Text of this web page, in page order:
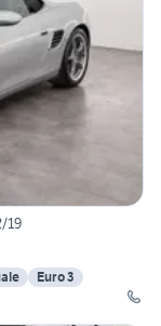
19
Euro 3